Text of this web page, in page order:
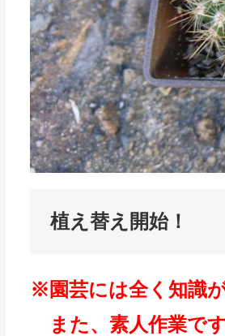
植え替え開始！
※園芸には全く知識
また、素人作業で